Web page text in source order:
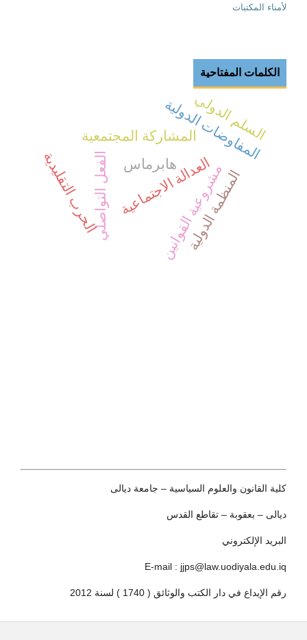
لأمناء المكتبات
الكلمات المفتاحية
المشاركة المجتمعية
العدالة الاجتماعية
مشروعية القوانين الفعل التواصلي هابرماس
المنظمة الدولية
المفاوضات الدولية
السلم الدولي
الحرب التقليدية
كلية القانون والعلوم السياسية – جامعة ديالى
ديالى – بعقوبة – تقاطع القدس
البريد الإلكتروني
E-mail : jjps@law.uodiyala.edu.iq
رقم الإيداع في دار الكتب والوثائق ( 1740 ) لسنة 2012